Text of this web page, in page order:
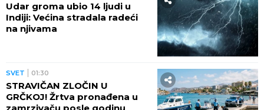
Udar groma ubio 14 ljudi u
Indiji: Većina stradala radeći
na njivama
SVET 01:30
STRAVIČAN ZLOČIN U
GRČKOJ! Žrtva pronađena u